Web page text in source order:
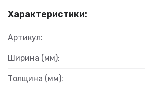
Характеристики:
Артикул:
Ширина (мм):
Толщина (мм):